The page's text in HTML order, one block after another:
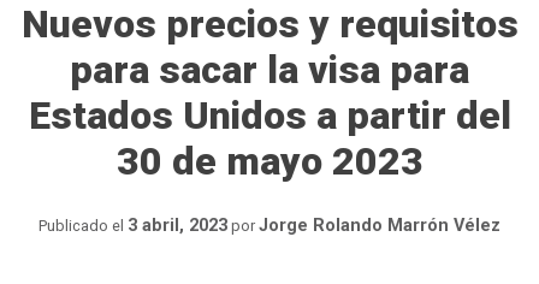
Nuevos precios y requisitos
para sacar la visa para
Estados Unidos a partir del
30 de mayo 2023
Publicado el 3 abril, 2023 por Jorge Rolando Marrón Vélez